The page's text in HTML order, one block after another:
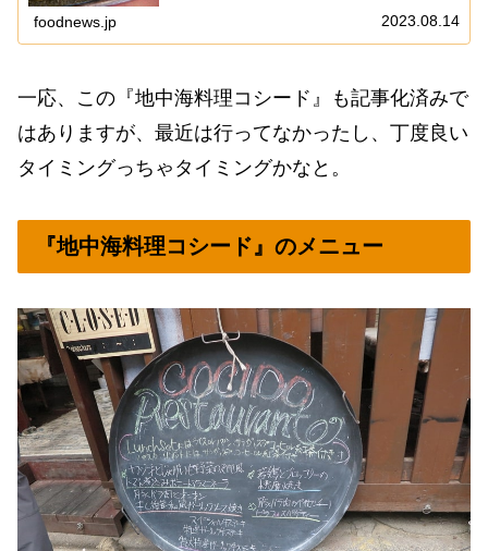
食べないで、朝とか夜に分散したら良いじゃんって思
foodnews.jp 2023.08.14
一応、この『地中海料理コシード』も記事化済みで
はありますが、最近は行ってなかったし、丁度良い
タイミングっちゃタイミングかなと。
『地中海料理コシード』のメニュー